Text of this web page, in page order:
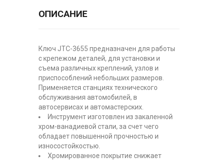
ОПИСАНИЕ
Ключ JTC-3655 предназначен для работы
с крепежом деталей, для установки и
съема различных креплений, узлов и
приспособлений небольших размеров.
Применяется станциях технического
обслуживания автомобилей, в
автосервисах и автомастерских.
Инструмент изготовлен из закаленной
хром-ванадиевой стали, за счет чего
обладает повышенной прочностью и
износостойкостью.
Хромированное покрытие снижает